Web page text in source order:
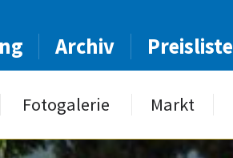
Archiv Preisliste
Fotogalerie Markt